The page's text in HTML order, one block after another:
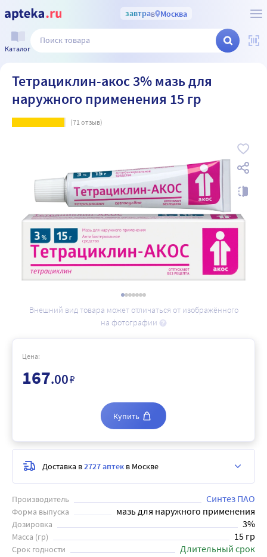
завтрав Москва
Каталог
Тетрациклин-акос 3% мазь для
наружного применения 15 гр
(71отзыв)
Внешний вид товара может отличаться от изображённого
на фотографии
Производитель Синтез ПАО
Форма выпуска мазь для наружного применения
Дозировка 3%
Масса (гр) 15 гр
Срок годности Длительный срок
Цена:
167.00₽
Купить
Доставка в2727 аптек в Москве